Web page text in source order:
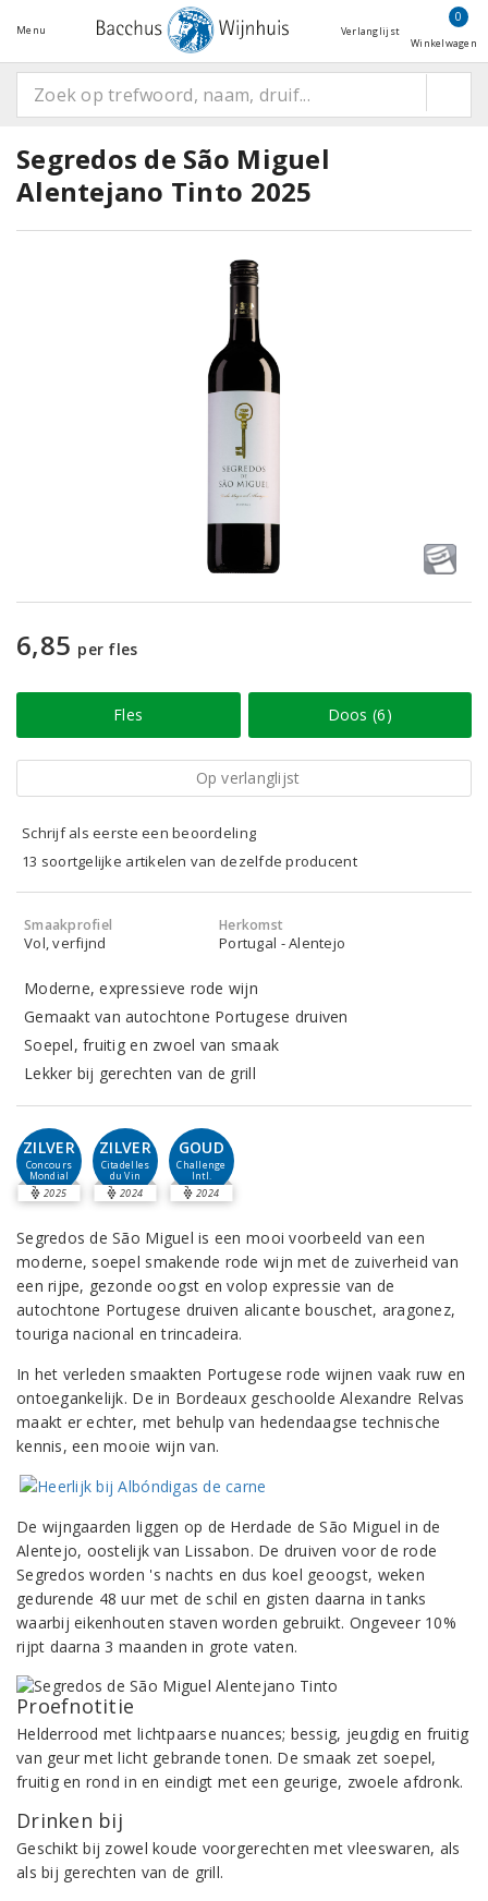
Menu Verlanglijst
0
Winkelwagen
Segredos de São Miguel
Alentejano Tinto 2025
6,85 per fles
Fles Doos (6)
Op verlanglijst
Schrijf als eerste een beoordeling
13 soortgelijke artikelen van dezelfde producent
Smaakprofiel
Vol, verfijnd
Herkomst
Portugal - Alentejo
Moderne, expressieve rode wijn
Gemaakt van autochtone Portugese druiven
Soepel, fruitig en zwoel van smaak
Lekker bij gerechten van de grill
ZILVER
Concours
Mondial
2025
ZILVER
Citadelles
du Vin
2024
GOUD
Challenge
Intl.
2024
Segredos de São Miguel is een mooi voorbeeld van een
moderne, soepel smakende rode wijn met de zuiverheid van
een rijpe, gezonde oogst en volop expressie van de
autochtone Portugese druiven alicante bouschet, aragonez,
touriga nacional en trincadeira.
In het verleden smaakten Portugese rode wijnen vaak ruw en
ontoegankelijk. De in Bordeaux geschoolde Alexandre Relvas
maakt er echter, met behulp van hedendaagse technische
kennis, een mooie wijn van.
De wijngaarden liggen op de Herdade de São Miguel in de
Alentejo, oostelijk van Lissabon. De druiven voor de rode
Segredos worden 's nachts en dus koel geoogst, weken
gedurende 48 uur met de schil en gisten daarna in tanks
waarbij eikenhouten staven worden gebruikt. Ongeveer 10%
rijpt daarna 3 maanden in grote vaten.
Proefnotitie
Helderrood met lichtpaarse nuances; bessig, jeugdig en fruitig
van geur met licht gebrande tonen. De smaak zet soepel,
fruitig en rond in en eindigt met een geurige, zwoele afdronk.
Drinken bij
Geschikt bij zowel koude voorgerechten met vleeswaren, als
als bij gerechten van de grill.